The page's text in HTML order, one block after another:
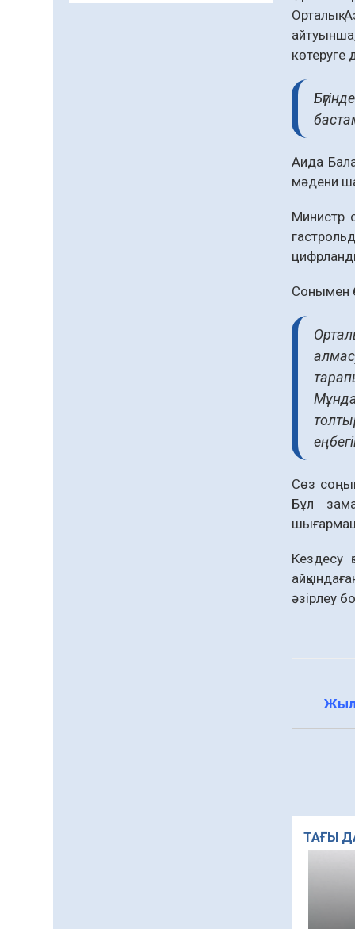
Орталық
көтеруге
Аида
мәдени
Министр
Сонымен
Сөз
Бұл
Кездесу
әзірлеу
ТАҒЫ